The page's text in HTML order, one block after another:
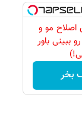
اصلاح مو و
باور
بخر